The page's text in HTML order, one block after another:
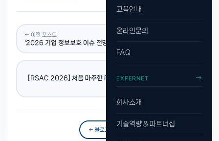
교육안내
온라인문의
FAQ
EXPERNET
회사소개
기술역량 & 파트너십
← 이전 포스트
'2026 기업 정보보호 이슈 전망' 엑스퍼넷X스텔라사이버 참가
[RSAC 2026] 처음 마주한 RSAC, 보안의 중심에서 본 2026
년/ 2편
← 블로그 목록으로